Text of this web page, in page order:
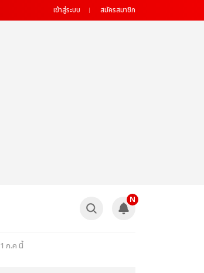
เข้าสู่ระบบ สมัครสมาชิก
N
ก.ค นี้